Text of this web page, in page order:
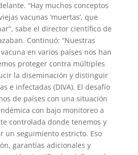
“Hay muchos conceptos
vacunas ‘muertas’, que
sabe el director científico de
Continuó: “Nuestras
en varios países nos han
proteger contra múltiples
la diseminación y distinguir
e infectadas (DIVA). El desafío
de países con una situación
con bajo monitoreo a
controlada donde tenemos y
un seguimiento estricto. Eso
garantías adicionales y